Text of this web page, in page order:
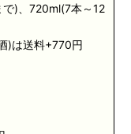
)、720ml(7本～12
)は送料+770円